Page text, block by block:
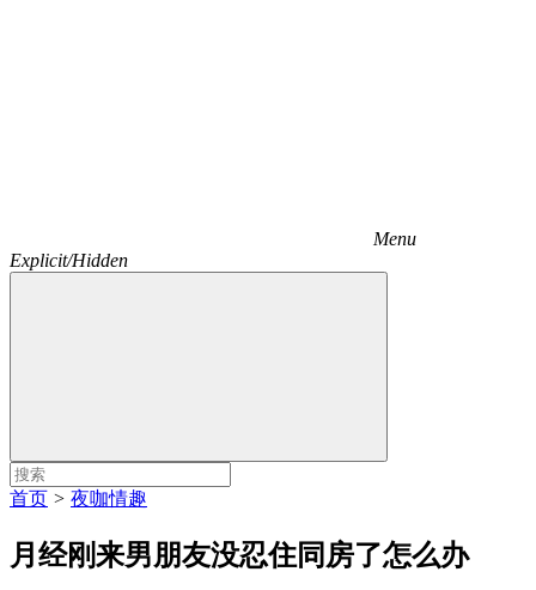
Menu
Explicit/Hidden
首页 > 夜咖情趣
月经刚来男朋友没忍住同房了怎么办